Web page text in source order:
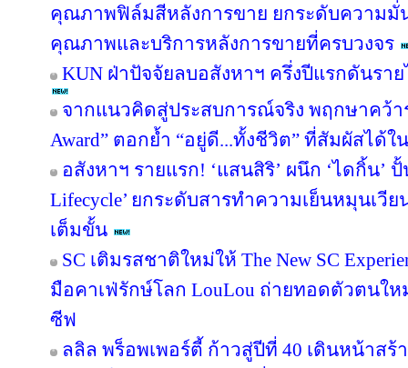
คุณภาพฟิล์มสีหลังการขาย ยกระดับความ
คุณภาพและบริการหลังการขายที่ครบวงจร
KUN ฝ่าปัจจัยลบอสังหาฯ ครึ่งปีแรกดันรา
จากแนวคิดสู่ประสบการณ์จริง พฤกษาคว้าร
Award” ตอกย้ำ “อยู่ดี...ทั้งชีวิต” ที่สัมผัสได้ใ
อสังหาฯ รายแรก! ‘แสนสิริ’ ผนึก ‘ไดกิ้น’ ปั้
Lifecycle’ ยกระดับสารทำความเย็นหมุนเวีย
เต็มขั้น
SC เติมรสชาติใหม่ให้ The New SC
มือคาเฟ่รักษ์โลก LouLou ถ่ายทอดตัวตนใ
ซีฟ
ลลิล พร็อพเพอร์ตี้ ก้าวสู่ปีที่ 40 เดินหน้าสร้